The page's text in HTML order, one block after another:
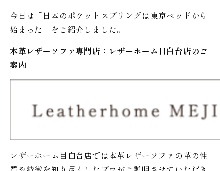
今日は「日本のポケットスプリングは東京ベッドから
始まった」をご紹介しました。
本革レザーソファ専門店：レザーホーム 目白台店のご
案内
レザーホーム目白台店では本革レザーソファの革の性